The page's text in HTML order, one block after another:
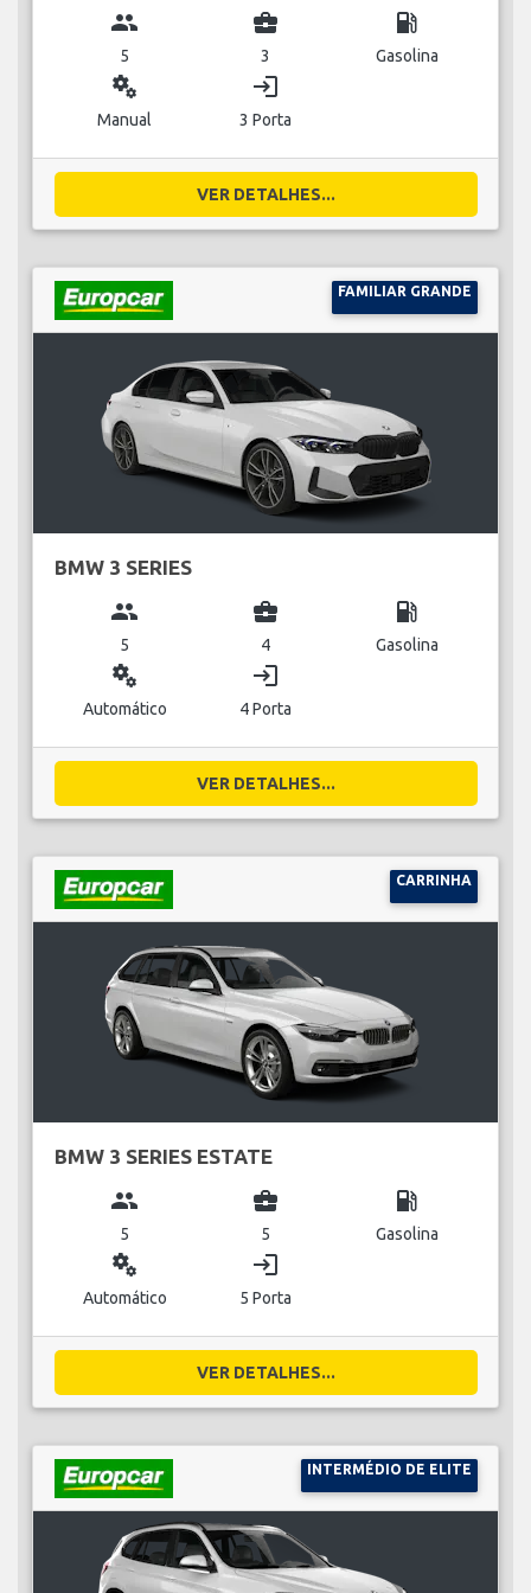
group
5
business_center
3
local_gas_station
Gasolina
miscellaneous_services
Manual
login
3 Porta
VER DETALHES...
FAMILIAR GRANDE
BMW 3 SERIES
group
5
business_center
4
local_gas_station
Gasolina
miscellaneous_services
Automático
login
4 Porta
VER DETALHES...
CARRINHA
BMW 3 SERIES ESTATE
group
5
business_center
5
local_gas_station
Gasolina
miscellaneous_services
Automático
login
5 Porta
VER DETALHES...
INTERMÉDIO DE ELITE